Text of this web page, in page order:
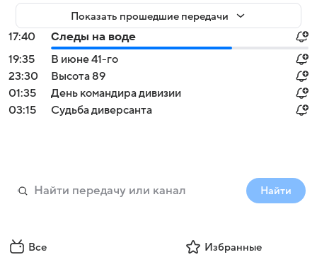
Показать прошедшие передачи
17:40
Следы на воде
19:35
В июне 41-го
23:30
Высота 89
01:35
День командира дивизии
03:15
Судьба диверсанта
Найти
Все Избранные